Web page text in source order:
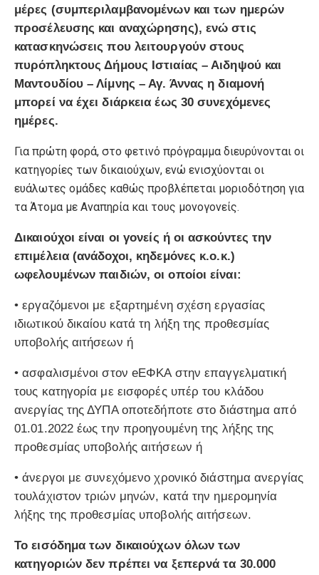
μέρες (συμπεριλαμβανομένων και των ημερών
προσέλευσης και αναχώρησης), ενώ στις
κατασκηνώσεις που λειτουργούν στους
πυρόπληκτους Δήμους Ιστιαίας – Αιδηψού και
Μαντουδίου – Λίμνης – Αγ. Άννας η διαμονή
μπορεί να έχει διάρκεια έως 30 συνεχόμενες
ημέρες.
Για πρώτη φορά, στο φετινό πρόγραμμα διευρύνονται οι
κατηγορίες των δικαιούχων, ενώ ενισχύονται οι
ευάλωτες ομάδες καθώς προβλέπεται μοριοδότηση για
τα Άτομα με Αναπηρία και τους μονογονείς.
Δικαιούχοι είναι οι γονείς ή οι ασκούντες την
επιμέλεια (ανάδοχοι, κηδεμόνες κ.ο.κ.)
ωφελουμένων παιδιών, οι οποίοι είναι:
• εργαζόμενοι με εξαρτημένη σχέση εργασίας
ιδιωτικού δικαίου κατά τη λήξη της προθεσμίας
υποβολής αιτήσεων ή
• ασφαλισμένοι στον eEΦΚΑ στην επαγγελματική
τους κατηγορία με εισφορές υπέρ του κλάδου
ανεργίας της ΔΥΠΑ οποτεδήποτε στο διάστημα από
01.01.2022 έως την προηγουμένη της λήξης της
προθεσμίας υποβολής αιτήσεων ή
• άνεργοι με συνεχόμενο χρονικό διάστημα ανεργίας
τουλάχιστον τριών μηνών, κατά την ημερομηνία
λήξης της προθεσμίας υποβολής αιτήσεων.
Το εισόδημα των δικαιούχων όλων των
κατηγοριών δεν πρέπει να ξεπερνά τα 30.000